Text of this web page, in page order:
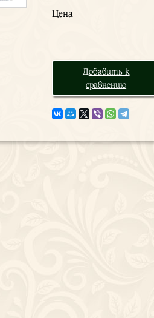
Цена
Добавить к
сравнению